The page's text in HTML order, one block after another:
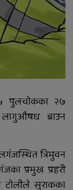
पुलचोकका २७
ब्राउन
त्रिभुवन
प्रमुख प्रहरी
टोलीले सुराकका